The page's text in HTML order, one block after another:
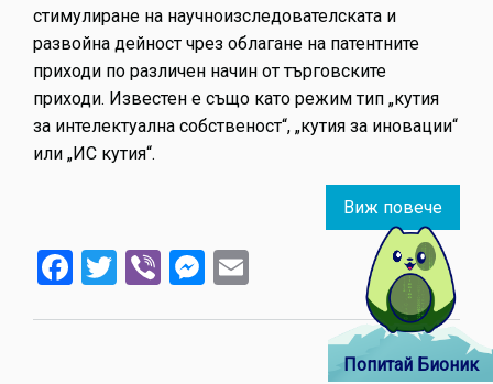
стимулиране на научноизследователската и
развойна дейност чрез облагане на патентните
приходи по различен начин от търговските
приходи. Известен е също като режим тип „кутия
за интелектуална собственост“, „кутия за иновации“
или „ИС кутия“.
Виж повече
Дума
на
деня:
кутия
Facebook
Twitter
ViberMessenger
Попитай Бионик